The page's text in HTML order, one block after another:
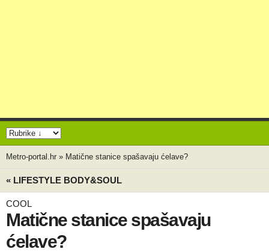
Metro-portal.hr » Matične stanice spašavaju ćelave?
« LIFESTYLE BODY&SOUL
COOL
Matične stanice spašavaju
ćelave?